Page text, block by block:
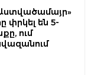
Աստվածամայր»
փրկել են 5-
ում